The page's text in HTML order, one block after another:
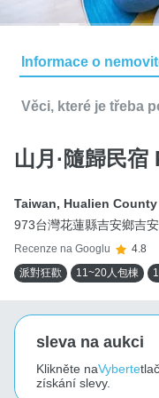
Informace o
Věci, které je třeba
山月·隨歸民
Taiwan, Hualien County
973台灣花蓮縣吉安鄉吉
Recenze na Googlu
4.8
派對狂歡
11~20人包棟
sleva na aukci
Klikněte naVyberte
získání slevy.